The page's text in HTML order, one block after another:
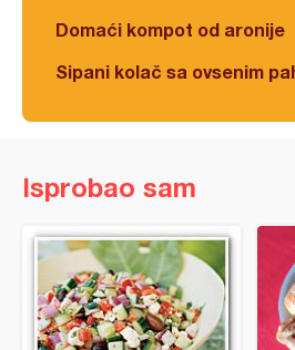
Domaći kompot od aronije
Sipani kolač sa ovsenim
Isprobao sam